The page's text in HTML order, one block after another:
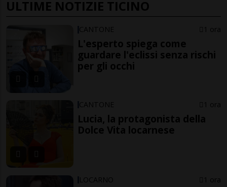
ULTIME NOTIZIE TICINO
CANTONE 1 ora
L'esperto spiega come
guardare l'eclissi senza rischi
per gli occhi
CANTONE 1 ora
Lucia, la protagonista della
Dolce Vita locarnese
LOCARNO 1 ora